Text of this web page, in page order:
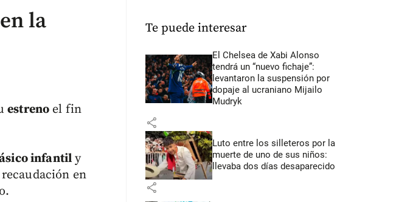
la
estreno el fin
infantil y
en
Te puede interesar
El Chelsea de Xabi Alonso
tendrá un “nuevo fichaje”:
levantaron la suspensión por
dopaje al ucraniano Mijailo
Mudryk
share
Luto entre los silleteros por la
muerte de uno de sus niños:
llevaba dos días desaparecido
share